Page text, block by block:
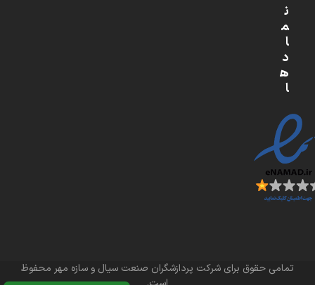
ن
م
ا
د
ه
ا
تمامی حقوق برای شرکت پردازشگران صنعت سیال و سازه مهر محفوظ